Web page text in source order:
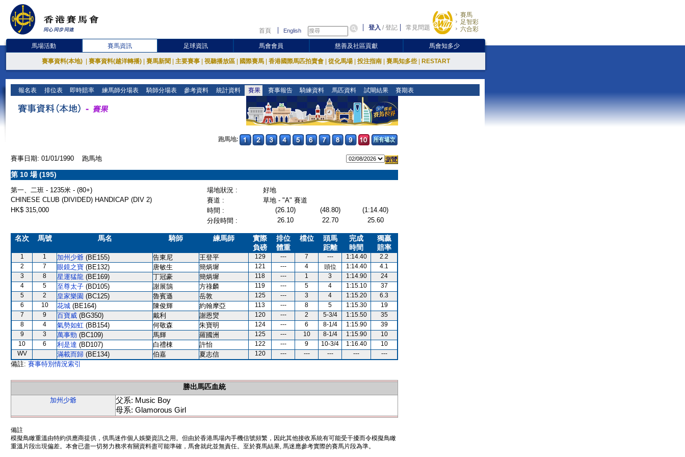
首頁 English 登入 /登記 常見問題
賽馬
足智彩
六合彩
馬場活動 賽馬資訊 足球資訊 馬會會員 慈善及社區貢獻 馬會知多少
賽事資料(本地) 賽事資料(越洋轉播) 賽馬新聞 主要賽事 視聽播放區 國際賽馬 香港國際馬匹拍賣會 從化馬場 投注指南 賽馬知多些 RESTART
報名表 排位表 即時賠率 練馬師分場表 騎師分場表 參考資料 統計資料 賽果 賽事報告 騎練資料 馬匹資料 試閘結果 賽期表
跑馬地:
賽事日期: 01/01/1990 跑馬地
第 10 場 (195)
第一、二班 - 1235米 - (80+) 場地狀況 :
好地
CHINESE CLUB (DIVIDED) HANDICAP (DIV 2)
賽道 :
草地 - "A" 賽道
HK$ 315,000
時間 : (26.10) (48.80)
(1:14.40)
分段時間 :
26.10 22.70 25.60
名次 馬號 馬名 騎師 練馬師
實際
負磅
排位
體重
檔位
頭馬
距離
完成
時間
獨贏
賠率
1 1 加州少爺 (BE155) 告東尼 王登平 129 --- 7 --- 1:14.40
2.2
2
7 眼鏡之寶 (BE132) 唐敏生 簡炳墀 121 --- 4 頭位 1:14.40
4.1
3
8 星運猛龍 (BE169) 丁冠豪 簡炳墀 118 --- 1 3 1:14.90
24
4
5 至尊太子 (BD105) 謝展鵠 方祿麟 119 --- 5 4 1:15.10
37
5
2 皇家樂園 (BC125) 魯賓遜 岳敦 125 --- 3 4 1:15.20
6.3
6
10 花城 (BE164) 陳俊輝 約翰摩亞 113 --- 8 5 1:15.30
19
7
9 百寶威 (BG350) 戴利 謝恩爕 120 --- 2 5-3/4 1:15.50
35
8
4 氣勢如虹 (BB154) 何敬森 朱寶明 124 --- 6 8-1/4 1:15.90
39
9
3 萬事勁 (BC109) 馬輝 羅國洲 125 --- 10 8-1/4 1:15.90
10
10
6 利是達 (BD107) 白禮棟 許怡 122 --- 9 10-3/4 1:16.40
10
WV
滿載而歸 (BE134) 伯嘉 夏志信 120 --- --- --- --- ---
備註: 賽事特別情況索引
勝出馬匹血統
加州少爺
父系: Music Boy
母系: Glamorous Girl
備註
模擬鳥瞰重溫由特約供應商提供，供馬迷作個人娛樂資訊之用。但由於香港馬場內手機信號頻繁，因此其他接收系統有可能受干擾而令模擬鳥瞰
重溫片段出現偏差。本會已盡一切努力務求有關資料盡可能準確，馬會就此並無責任。至於賽馬結果, 馬迷應參考實際的賽馬片段為準。